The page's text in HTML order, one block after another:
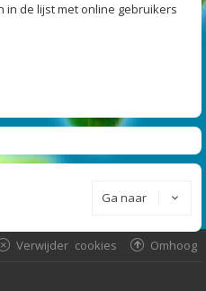
in de lijst met online gebruikers
Ga naar
Omhoog
Verwijder cookies